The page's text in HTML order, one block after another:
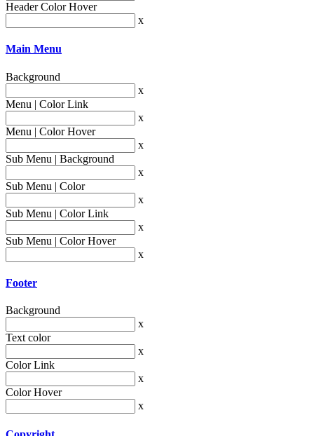
Header Color Hover
x
Main Menu
Background
x
Menu | Color Link
x
Menu | Color Hover
x
Sub Menu | Background
x
Sub Menu | Color
x
Sub Menu | Color Link
x
Sub Menu | Color Hover
x
Footer
Background
x
Text color
x
Color Link
x
Color Hover
x